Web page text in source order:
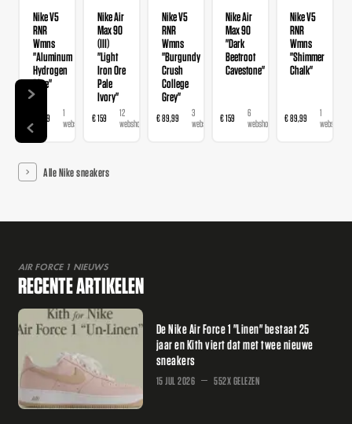
Nike V5
RNR
Wmns
"Aluminum
Hydrogen
Blue"
€ 89,99
1
webshop
Nike Air
Max 90
(III)
"Light
Iron Ore
Pale
Ivory"
€ 159
12
webshops
Nike V5
RNR
Wmns
"Burgundy
Crush
College
Grey"
€ 89,99
3
webshops
Nike Air
Max 90
"Dark
Beetroot
Cavestone"
€ 159
6
webshops
Nike V5
RNR
Wmns
"Shimmer
Chalk"
€ 89,99
1
webshop
Alle Nike sneakers
AIR FORCE 1 NIEUWS
RECENTE ARTIKELEN
De Nike Air Force 1 "Linen" bestaat 25
jaar en Kith viert dat met twee nieuwe
sneakers
15 JUL 2026 552X GELEZEN